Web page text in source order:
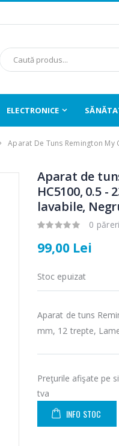
ELECTRONICE
Aparat De Tuns Remington My
Aparat de
HC5100, 0.5 -
lavabile,
0 păreri
99,00 Lei
Stoc epuizat
Aparat de tuns
mm, 12 trepte,
Preţurile afişate pe
tva
INFO STOC